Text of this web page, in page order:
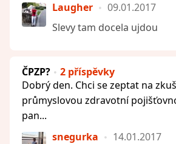
Laugher
09.01.2017
Slevy tam docela ujdou
ČPZP?
2 příspěvky
Dobrý den. Chci se zeptat na
průmyslovou zdravotní
pan...
snegurka
14.01.2017